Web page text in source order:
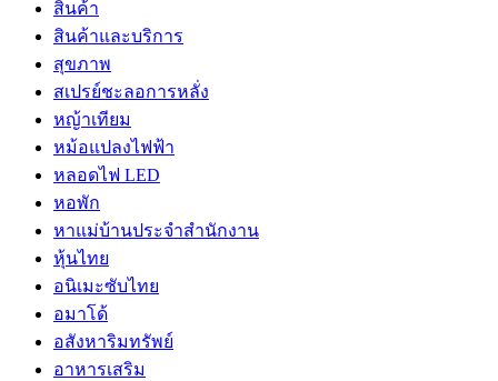
สินค้า
สินค้าและบริการ
สุขภาพ
สเปรย์ชะลอการหลั่ง
หญ้าเทียม
หม้อแปลงไฟฟ้า
หลอดไฟ LED
หอพัก
หาแม่บ้านประจำสำนักงาน
หุ้นไทย
อนิเมะซับไทย
อมาโด้
อสังหาริมทรัพย์
อาหารเสริม